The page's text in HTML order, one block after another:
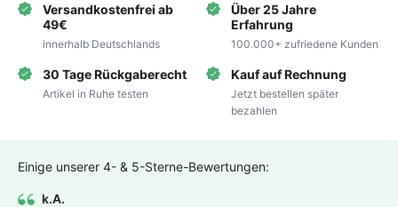
Versandkostenfrei ab
49€
innerhalb Deutschlands
Über 25 Jahre
Erfahrung
100.000+ zufriedene Kunden
30 Tage Rückgaberecht
Artikel in Ruhe testen
Kauf auf Rechnung
Jetzt bestellen später
bezahlen
Einige unserer 4- & 5-Sterne-Bewertungen:
k.A.